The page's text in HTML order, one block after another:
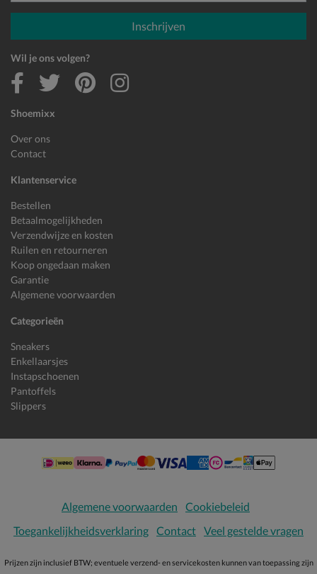
Shoemixx
Over ons
Contact
Klantenservice
Bestellen
Betaalmogelijkheden
Verzendwijze en kosten
Ruilen en retourneren
Koop ongedaan maken
Garantie
Algemene voorwaarden
Categorieën
Sneakers
Enkellaarsjes
Instapschoenen
Pantoffels
Slippers
E-mailadres
Inschrijven
Wil je ons volgen?
Algemene voorwaarden
Cookiebeleid
Toegankelijkheidsverklaring Contact Veel gestelde vragen
Prijzen zijn inclusief BTW; eventuele verzend- en servicekosten kunnen van toepassing zijn